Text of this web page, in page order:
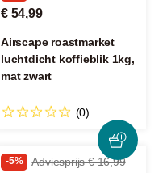
€ 54,99
Airscape roastmarket
luchtdicht koffieblik 1kg,
mat zwart
(0)
-5% Adviesprijs € 16,99